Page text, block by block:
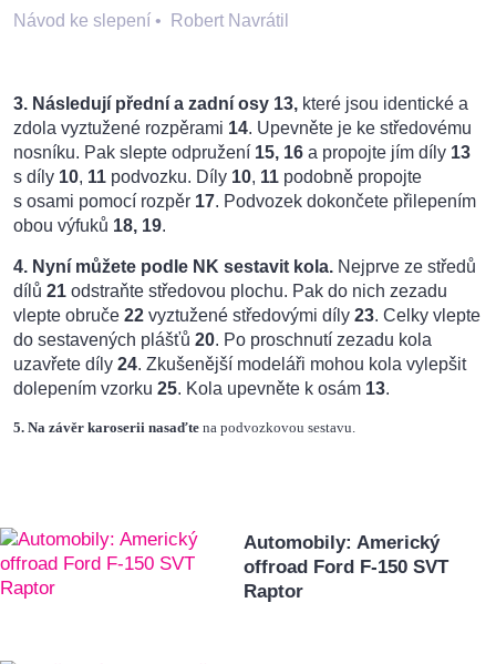
Návod ke slepení • Robert Navrátil
3. Následují přední a zadní osy 13, které jsou identické a
zdola vyztužené rozpěrami 14. Upevněte je ke středovému
nosníku. Pak slepte odpružení 15, 16 a propojte jím díly 13
s díly 10, 11 podvozku. Díly 10, 11 podobně propojte
s osami pomocí rozpěr 17. Podvozek dokončete přilepením
obou výfuků 18, 19.
4. Nyní můžete podle NK sestavit kola. Nejprve ze středů
dílů 21 odstraňte středovou plochu. Pak do nich zezadu
vlepte obruče 22 vyztužené středovými díly 23. Celky vlepte
do sestavených plášťů 20. Po proschnutí zezadu kola
uzavřete díly 24. Zkušenější modeláři mohou kola vylepšit
dolepením vzorku 25. Kola upevněte k osám 13.
5. Na závěr karoserii nasaďte na podvozkovou sestavu.
Automobily: Americký
offroad Ford F-150 SVT
Raptor